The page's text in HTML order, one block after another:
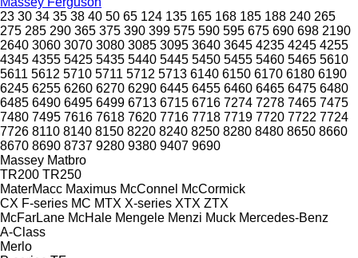
23 30 34 35 38 40 50 65 124 135 165 168 185 188 240 265
275 285 290 365 375 390 399 575 590 595 675 690 698 2190
2640 3060 3070 3080 3085 3095 3640 3645 4235 4245 4255
4345 4355 5425 5435 5440 5445 5450 5455 5460 5465 5610
5611 5612 5710 5711 5712 5713 6140 6150 6170 6180 6190
6245 6255 6260 6270 6290 6445 6455 6460 6465 6475 6480
6485 6490 6495 6499 6713 6715 6716 7274 7278 7465 7475
7480 7495 7616 7618 7620 7716 7718 7719 7720 7722 7724
7726 8110 8140 8150 8220 8240 8250 8280 8480 8650 8660
8670 8690 8737 9280 9380 9407 9690
Massey Matbro
TR200 TR250
MaterMacc Maximus McConnel McCormick
CX F-series MC MTX X-series XTX ZTX
McFarLane McHale Mengele Menzi Muck Mercedes-Benz
A-Class
Merlo